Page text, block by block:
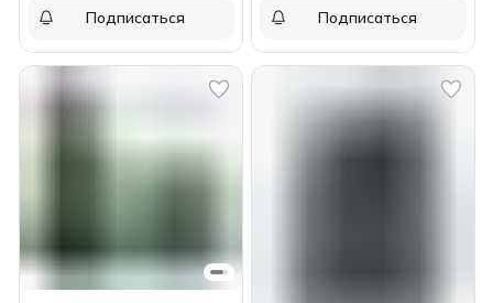
Подписаться
Ёку» (15 мл)Подписаться